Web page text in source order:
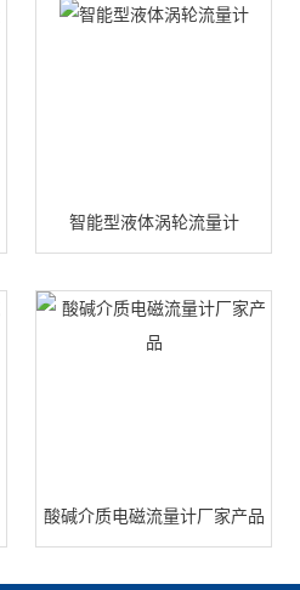
智能型液体涡轮流量计
酸碱介质电磁流量计厂家产品